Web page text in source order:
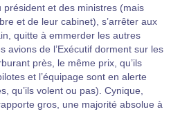
et des ministres (mais
et de leur cabinet), s’arrêter aux
quitte à emmerder les autres
avions de l’Exécutif dorment sur les
près, le même prix, qu’ils
et l’équipage sont en alerte
qu’ils volent ou pas). Cynique,
gros, une majorité absolue à